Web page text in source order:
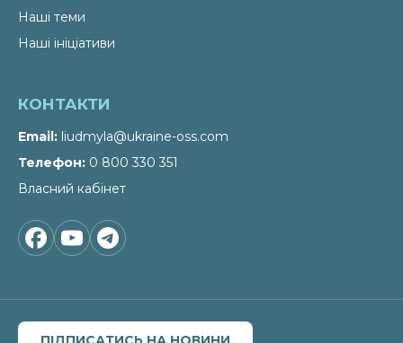
Наші теми
Наші ініціативи
КОНТАКТИ
Email liudmyla@ukraine-oss.com
Телефон 0 800 330 351
Власний кабінет